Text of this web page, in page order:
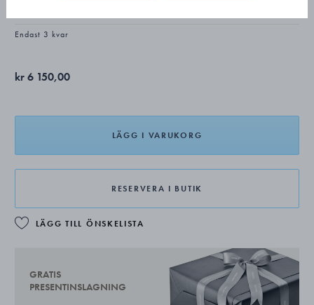
Endast 3 kvar
kr 6 150,00
LÄGG I VARUKORG
RESERVERA I BUTIK
LÄGG TILL ÖNSKELISTA
GRATIS
PRESENTINSLAGNING